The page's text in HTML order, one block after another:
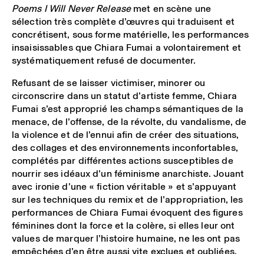
Poems I Will Never Releasemet en scène une
sélection très complète d’œuvres qui traduisent et
concrétisent, sous forme matérielle, les performances
insaisissables que Chiara Fumai a volontairement et
systématiquement refusé de documenter.
Refusant de se laisser victimiser, minorer ou
circonscrire dans un statut d’artiste femme, Chiara
Fumai s’est approprié les champs sémantiques de la
menace, de l’offense, de la révolte, du vandalisme, de
la violence et de l’ennui afin de créer des situations,
des collages et des environnements inconfortables,
complétés par différentes actions susceptibles de
nourrir ses idéaux d’un féminisme anarchiste. Jouant
avec ironie d’une « fiction véritable » et s’appuyant
sur les techniques du remix et de l’appropriation, les
performances de Chiara Fumai évoquent des figures
féminines dont la force et la colère, si elles leur ont
values de marquer l’histoire humaine, ne les ont pas